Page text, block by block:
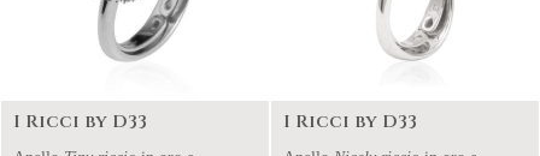
I Ricci by D33 I Ricci by D33